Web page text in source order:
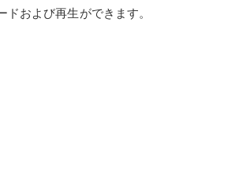
ドおよび再生ができます。